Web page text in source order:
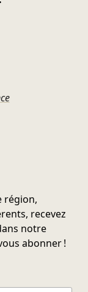
région,
recevez
notre
abonner !